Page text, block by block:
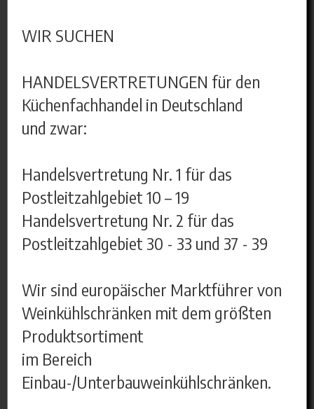
WIR SUCHEN
HANDELSVERTRETUNGEN für den
Küchenfachhandel in Deutschland
und zwar:
Handelsvertretung Nr. 1 für das
Postleitzahlgebiet 10 – 19
Handelsvertretung Nr. 2 für das
Postleitzahlgebiet 30 - 33 und 37 - 39
Wir sind europäischer Marktführer von
Weinkühlschränken mit dem größten
Produktsortiment
im Bereich
Einbau-/Unterbauweinkühlschränken.